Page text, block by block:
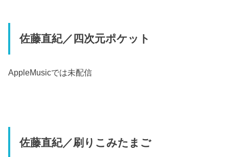
佐藤直紀／四次元ポケット
AppleMusicでは未配信
佐藤直紀／刷りこみたまご